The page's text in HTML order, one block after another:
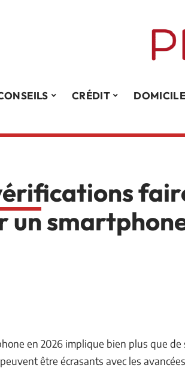
CRÉDIT DOMICILE
un
en 2026 implique bien plus que
être écrasants avec les